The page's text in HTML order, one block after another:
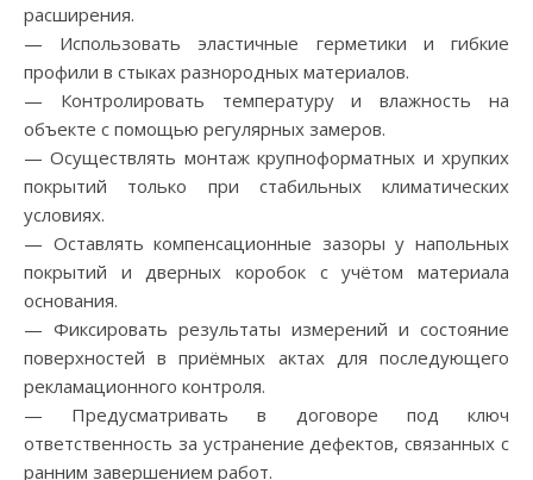
расширения.
— Использовать эластичные герметики и гибкие
профили в стыках разнородных материалов.
— Контролировать температуру и влажность на
объекте с помощью регулярных замеров.
— Осуществлять монтаж крупноформатных и хрупких
покрытий только при стабильных климатических
условиях.
— Оставлять компенсационные зазоры у напольных
покрытий и дверных коробок с учётом материала
основания.
— Фиксировать результаты измерений и состояние
поверхностей в приёмных актах для последующего
рекламационного контроля.
— Предусматривать в договоре под ключ
ответственность за устранение дефектов, связанных с
ранним завершением работ.